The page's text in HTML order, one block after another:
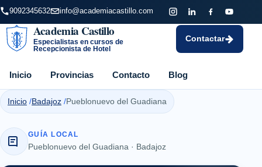
9092345632 info@academiacastillo.com
Academia Castillo
Especialistas en cursos de
Recepcionista de Hotel
Inicio Provincias Contacto Blog
Contactar
Inicio Badajoz Pueblonuevo del Guadiana
GUÍA LOCAL
Pueblonuevo del Guadiana · Badajoz